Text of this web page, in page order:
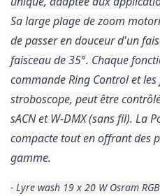
Sa large plage de zoom
de passer en douceur d'un
faisceau de 35°. Chaque
commande Ring Control et
stroboscope, peut être
sACN et W-DMX (sans fil). La
compacte tout en offrant des
gamme.
- Lyre wash 19 x 20 W Osram